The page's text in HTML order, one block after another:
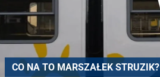
CO NA TO MARSZAŁEK STRUZIK?